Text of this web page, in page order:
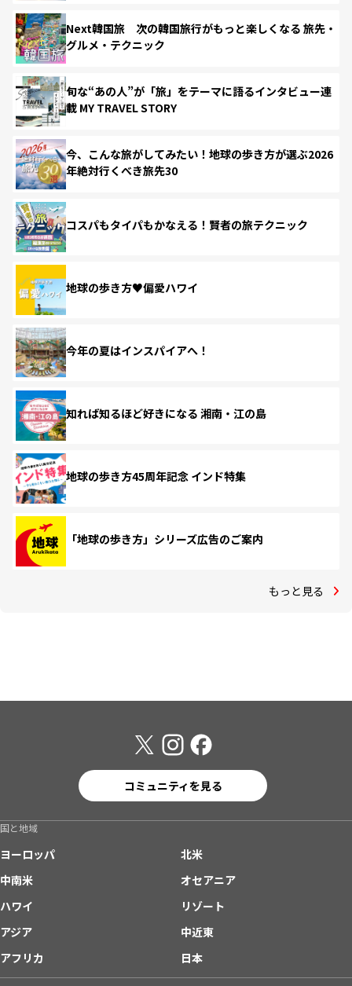
Next韓国旅 次の韓国旅行がもっと楽しくなる 旅先・
グルメ・テクニック
旬な“あの人”が「旅」をテーマに語るインタビュー連
載 MY TRAVEL STORY
今、こんな旅がしてみたい！地球の歩き方が選ぶ2026
年絶対行くべき旅先30
コスパもタイパもかなえる！賢者の旅テクニック
地球の歩き方♥偏愛ハワイ
今年の夏はインスパイアへ！
知れば知るほど好きになる 湘南・江の島
地球の歩き方45周年記念 インド特集
「地球の歩き方」シリーズ広告のご案内
もっと見る
コミュニティを見る
国と地域
ヨーロッパ
北米
中南米
オセアニア
ハワイ
リゾート
アジア
中近東
アフリカ
日本